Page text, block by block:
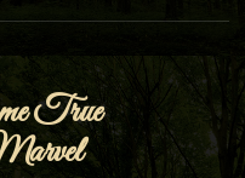
True